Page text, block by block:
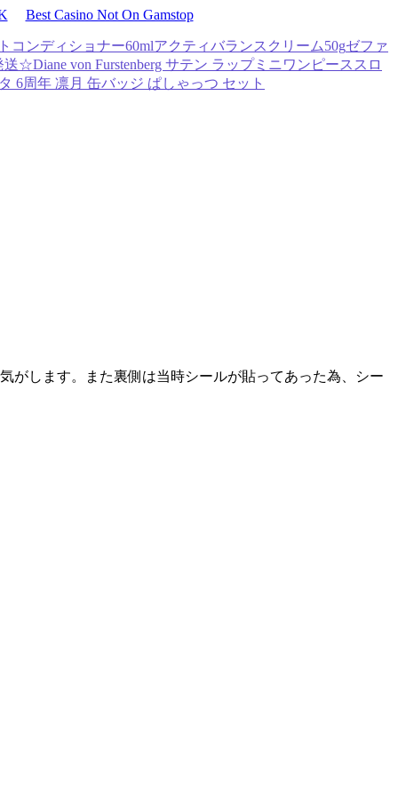
Best Casino Not On Gamstop
コンディショナー60mlアクティバランスクリーム50gゼファ
☆Diane von Furstenberg サテン ラップミニワンピース スロ
6周年 凛月 缶バッジ ぱしゃっつ セット
がします。また裏側は当時シールが貼ってあった為、シー